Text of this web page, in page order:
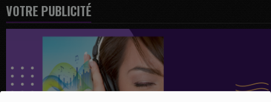
VOTRE PUBLICITÉ